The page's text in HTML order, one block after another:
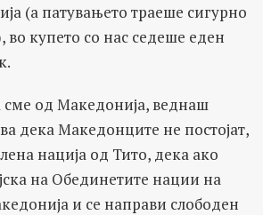
(а патувањето траеше сигурно
во купето со нас седеше еден
сме од Македонија, веднаш
дека Македонците не постојат,
нација од Тито, дека ако
на Обединетите нации на
и се направи слободен